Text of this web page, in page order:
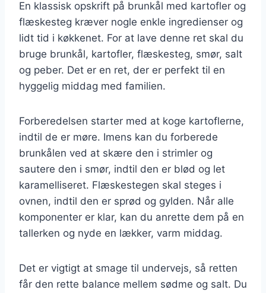
En klassisk opskrift på brunkål med kartofler og
flæskesteg kræver nogle enkle ingredienser og
lidt tid i køkkenet. For at lave denne ret skal du
bruge brunkål, kartofler, flæskesteg, smør, salt
og peber. Det er en ret, der er perfekt til en
hyggelig middag med familien.
Forberedelsen starter med at koge kartoflerne,
indtil de er møre. Imens kan du forberede
brunkålen ved at skære den i strimler og
sautere den i smør, indtil den er blød og let
karamelliseret. Flæskestegen skal steges i
ovnen, indtil den er sprød og gylden. Når alle
komponenter er klar, kan du anrette dem på en
tallerken og nyde en lækker, varm middag.
Det er vigtigt at smage til undervejs, så retten
får den rette balance mellem sødme og salt. Du